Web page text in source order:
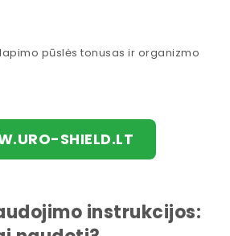
pūslės tonusas ir organizmo
SHIELD.LT
instrukcijos: